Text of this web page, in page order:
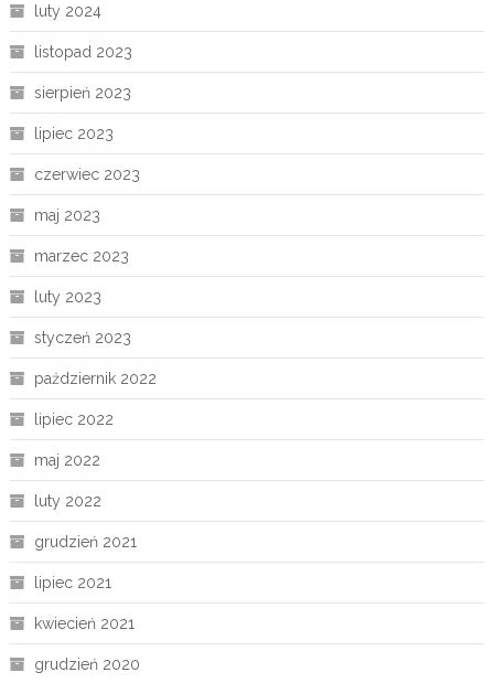
luty 2024
listopad 2023
sierpień 2023
lipiec 2023
czerwiec 2023
maj 2023
marzec 2023
luty 2023
styczeń 2023
październik 2022
lipiec 2022
maj 2022
luty 2022
grudzień 2021
lipiec 2021
kwiecień 2021
grudzień 2020